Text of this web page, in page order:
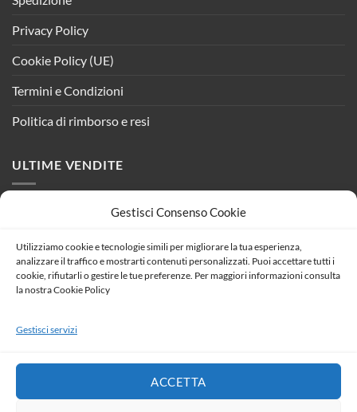
Gestisci Consenso Cookie
Utilizziamo cookie e tecnologie simili per migliorare la tua esperienza,
analizzare il traffico e mostrarti contenuti personalizzati. Puoi accettare tutti i
cookie, rifiutarli o gestire le tue preferenze. Per maggiori informazioni consulta
la nostra Cookie Policy
Gestisci servizi
ACCETTA
Privacy Policy
Cookie Policy (UE)
Termini e Condizioni
Politica di rimborso e resi
ULTIME VENDITE
Placca Quadrata In Vetro Temperato MBL 2
Disponibili (Nero)
9,52€ Il
prezzo
8,43€Il
prezzo
Catena Da Neve 9mm KNS150 Gruppo 150
53,80
originale
53,80 €.
attuale
è:
47,65 €.
Sistema Illuminazione Binario Monofase Nero,
Binario Connettori Giunti (Binario 2M)
15,47€ Il
13,70€Il